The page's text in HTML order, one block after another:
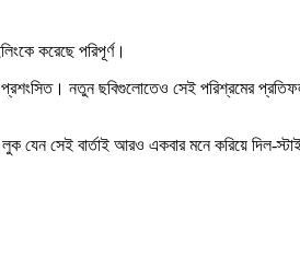
করেছে পরিপূর্ণ।
প্রশংসিত। নতুন ছবিগুলোতেও সেই পরিশ্রমের
যেন সেই বার্তাই আরও একবার মনে করিয়ে দিল-